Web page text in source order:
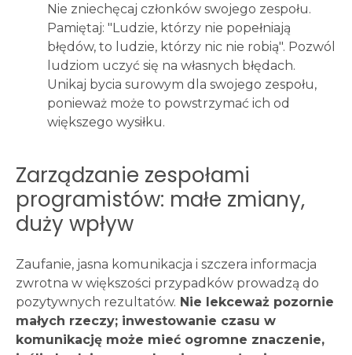
Nie zniechęcaj członków swojego zespołu.
Pamiętaj: "Ludzie, którzy nie popełniają
błędów, to ludzie, którzy nic nie robią". Pozwól
ludziom uczyć się na własnych błędach.
Unikaj bycia surowym dla swojego zespołu,
ponieważ może to powstrzymać ich od
większego wysiłku.
Zarządzanie zespołami
programistów: małe zmiany,
duży wpływ
Zaufanie, jasna komunikacja i szczera informacja
zwrotna w większości przypadków prowadzą do
pozytywnych rezultatów. Nie lekceważ pozornie
małych rzeczy; inwestowanie czasu w
komunikację może mieć ogromne znaczenie,